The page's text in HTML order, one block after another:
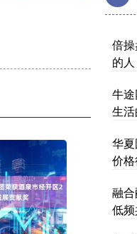
倍
的
牛
生
华
价
融
低